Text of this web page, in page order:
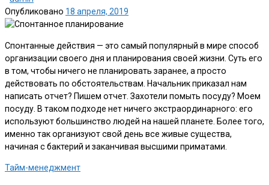
Опубликовано 18 апреля, 2019
Спонтанные действия — это самый популярный в мире способ
организации своего дня и планирования своей жизни. Суть его
в том, чтобы ничего не планировать заранее, а просто
действовать по обстоятельствам. Начальник приказал нам
написать отчет? Пишем отчет. Захотели помыть посуду? Моем
посуду. В таком подходе нет ничего экстраординарного: его
используют большинство людей на нашей планете. Более того,
именно так организуют свой день все живые существа,
начиная с бактерий и заканчивая высшими приматами.
Тайм-менеджмент